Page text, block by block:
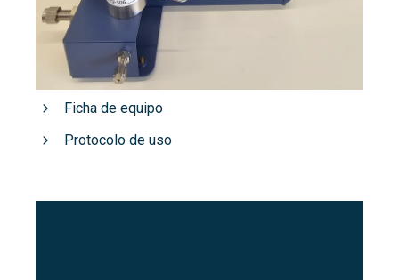
Ficha de equipo
Protocolo de uso